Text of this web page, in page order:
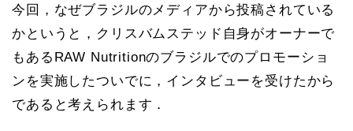
今回，なぜブラジルのメディアから投稿されている
かというと，クリスバムステッド自身がオーナーで
もあるRAW Nutritionのブラジルでのプロモーショ
ンを実施したついでに，インタビューを受けたから
であると考えられます．